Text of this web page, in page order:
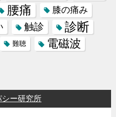
腰痛 膝の痛み
触診 診断
難聴 電磁波
ー研究所